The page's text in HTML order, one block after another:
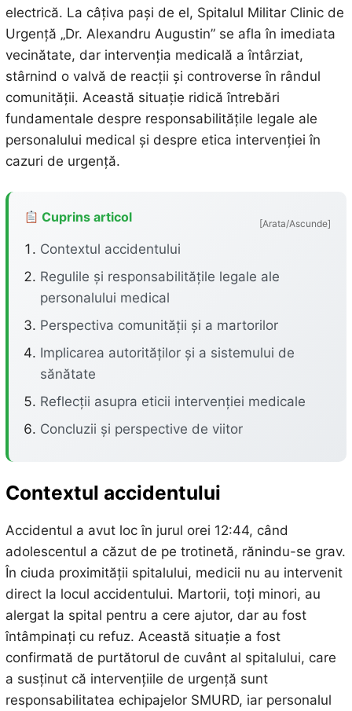
electrică. La câțiva pași de el, Spitalul Militar Clinic de
Urgență „Dr. Alexandru Augustin” se afla în imediata
vecinătate, dar intervenția medicală a întârziat,
stârnind o valvă de reacții și controverse în rândul
comunității. Această situație ridică întrebări
fundamentale despre responsabilitățile legale ale
personalului medical și despre etica intervenției în
cazuri de urgență.
Cuprins articol [Arata/Ascunde]
Contextul accidentului
Regulile și responsabilitățile legale ale
personalului medical
Perspectiva comunității și a martorilor
Implicarea autorităților și a sistemului de
sănătate
Reflecții asupra eticii intervenției medicale
Concluzii și perspective de viitor
Contextul accidentului
Accidentul a avut loc în jurul orei 12:44, când
adolescentul a căzut de pe trotinetă, rănindu-se grav.
În ciuda proximității spitalului, medicii nu au intervenit
direct la locul accidentului. Martorii, toți minori, au
alergat la spital pentru a cere ajutor, dar au fost
întâmpinați cu refuz. Această situație a fost
confirmată de purtătorul de cuvânt al spitalului, care
a susținut că intervențiile de urgență sunt
responsabilitatea echipajelor SMURD, iar personalul